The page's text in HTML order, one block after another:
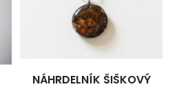
NÁHRDELNÍK ŠIŠKOVÝ